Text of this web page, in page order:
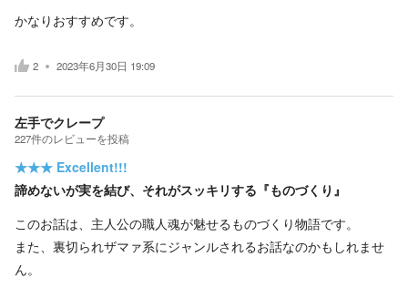
かなりおすすめです。
2 2023年6月30日 19:09
左手でクレープ
227件のレビューを投稿
★★★ Excellent!!!
諦めないが実を結び、それがスッキリする『ものづくり』
このお話は、主人公の職人魂が魅せるものづくり物語です。
また、裏切られザマァ系にジャンルされるお話なのかもしれませ
ん。